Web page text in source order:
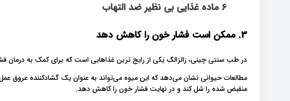
6 ماده غذایی بی نظیر ضد التهاب
3. ممکن است فشار خون را کاهش دهد
در طب سنتی چینی، زالزالک یکی از رایج ترین غذاهایی است که برای کمک به درمان
مطالعات حیوانی نشان می‌دهد که این میوه می‌تواند به عنوان یک گشادکننده عروق
منقبض شده را شل کند و در نهایت فشار خون را کاهش دهد.